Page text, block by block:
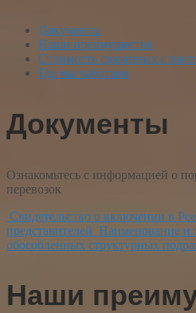
Документы
Наши преимущества
Стоимость связанных с
Где мы работаем
Документы
Ознакомьтесь с информацией о
перевозок
Свидетельство о включении в
представителей Наименование и
обособленных структурных
Наши